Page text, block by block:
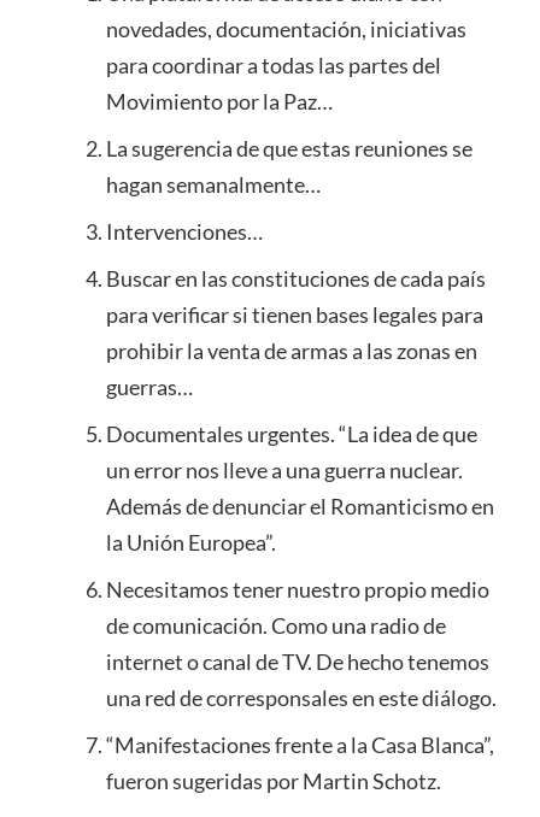
novedades, documentación, iniciativas
para coordinar a todas las partes del
Movimiento por la Paz…
La sugerencia de que estas reuniones se
hagan semanalmente…
Intervenciones…
Buscar en las constituciones de cada país
para verificar si tienen bases legales para
prohibir la venta de armas a las zonas en
guerras…
Documentales urgentes. “La idea de que
un error nos lleve a una guerra nuclear.
Además de denunciar el Romanticismo en
la Unión Europea”.
Necesitamos tener nuestro propio medio
de comunicación. Como una radio de
internet o canal de TV. De hecho tenemos
una red de corresponsales en este diálogo.
“Manifestaciones frente a la Casa Blanca”,
fueron sugeridas por Martin Schotz.